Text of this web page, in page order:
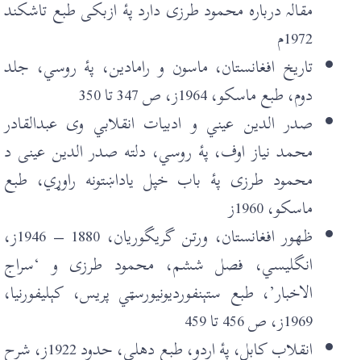
مقالہ دربارہ محمود طرزی دارد پۀ ازبکی طبع تاشکند
1972م
تاريخ افغانستان، ماسون و رامادين، پۀ روسي، جلد
دوم، طبع ماسکو، 1964ز، ص 347 تا 350
صدر الدين عيني و ادبيات انقلابي وی عبدالقادر
محمد نياز اوف، پۀ روسي، دلته صدر الدين عينی د
محمود طرزی پۀ باب خپل ياداښتونه راوړي، طبع
ماسکو، 1960ز
ظهور افغانستان، ورتن گريگوريان، 1880 – 1946ز،
انگليسي، فصل ششم، محمود طرزی و ‘سراج
الاخبار’، طبع ستېنفورديونيورسټي پريس، کېليفورنيا،
1969ز، ص 456 تا 459
انقلاب کابل، پۀ اردو، طبع دهلي، حدود 1922ز، شرح